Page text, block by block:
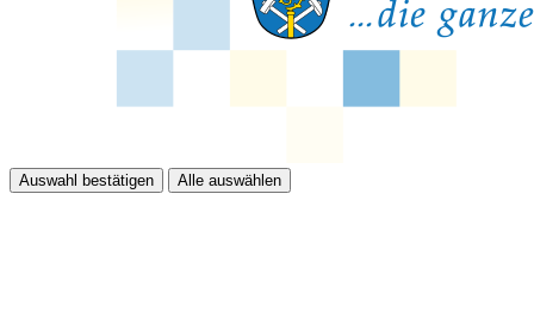
Auswahl bestätigen Alle auswählen